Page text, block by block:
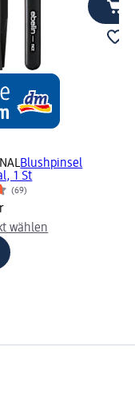
Blushpinsel
1 St
(69)
wählen